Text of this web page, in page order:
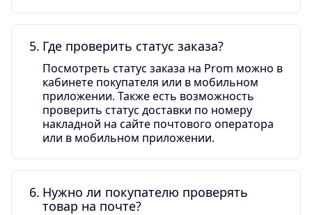
Где проверить статус заказа?
Посмотреть статус заказа на Prom можно в
кабинете покупателя или в мобильном
приложении. Также есть возможность
проверить статус доставки по номеру
накладной на сайте почтового оператора
или в мобильном приложении.
Нужно ли покупателю проверять
товар на почте?